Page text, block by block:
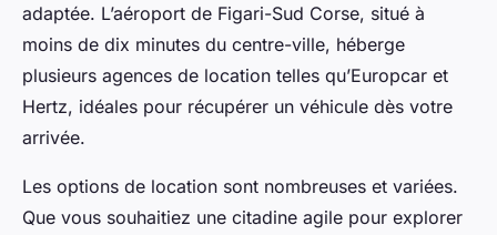
adaptée. L’aéroport de Figari-Sud Corse, situé à
moins de dix minutes du centre-ville, héberge
plusieurs agences de location telles qu’Europcar et
Hertz, idéales pour récupérer un véhicule dès votre
arrivée.
Les options de location sont nombreuses et variées.
Que vous souhaitiez une citadine agile pour explorer